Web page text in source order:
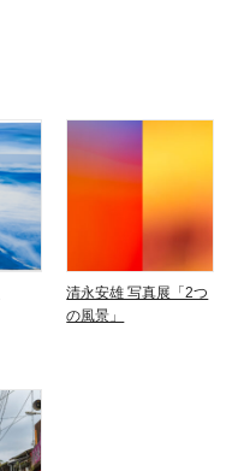
清永安雄 写真展「2つ
の風景」